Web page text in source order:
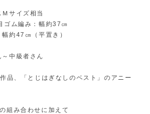
サイズ相当
ム編み：幅約37㎝
約47㎝（平置き）
中級者さん
、「とじはぎなしのベスト」のアニー
組み合わせに加えて